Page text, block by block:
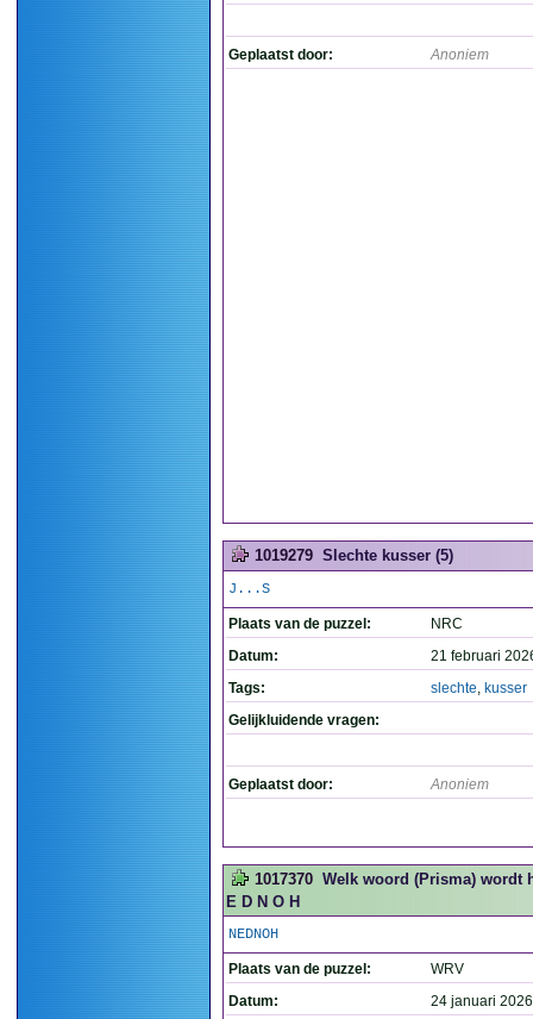
Geplaatst door: Anoniem
1019279 Slechte kusser (5)
J...S
Plaats van de puzzel:
NRC
Datum:
21 februari
Tags:
slechte, kusser
Gelijkluidende vragen:
Geplaatst door: Anoniem
1017370 Welk woord (Prisma) wordt
E D N O H
NEDNOH
Plaats van de puzzel:
WRV
Datum:
24 januari